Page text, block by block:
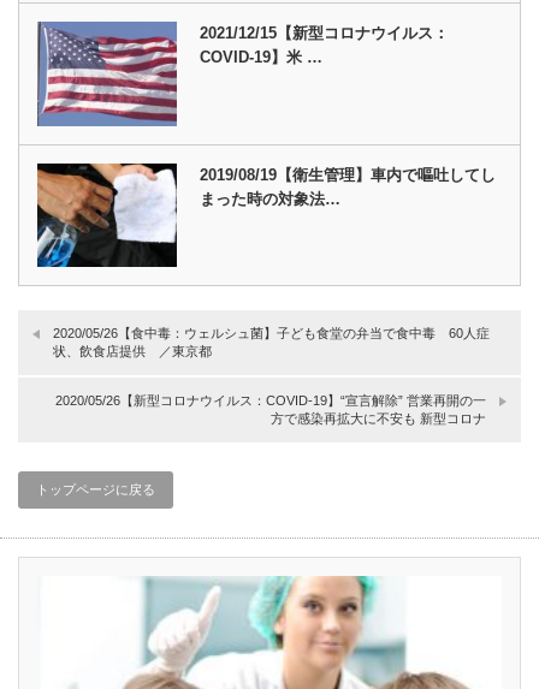
2021/12/15【新型コロナウイルス：
COVID-19】米 …
2019/08/19【衛生管理】車内で嘔吐してし
まった時の対象法…
2020/05/26【食中毒：ウェルシュ菌】子ども食堂の弁当で食中毒 60人症
状、飲食店提供 ／東京都
2020/05/26【新型コロナウイルス：COVID-19】“宣言解除” 営業再開の一
方で感染再拡大に不安も 新型コロナ
トップページに戻る